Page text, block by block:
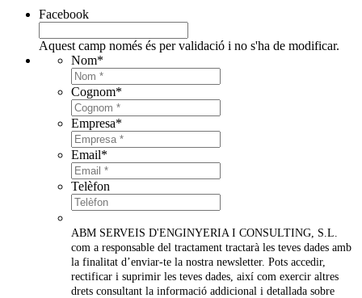
Facebook
Aquest camp només és per validació i no s'ha de modificar.
Nom*
Cognom*
Empresa*
Email*
Telèfon
ABM SERVEIS D'ENGINYERIA I CONSULTING, S.L.
com a responsable del tractament tractarà les teves dades amb
la finalitat d’enviar-te la nostra newsletter. Pots accedir,
rectificar i suprimir les teves dades, així com exercir altres
drets consultant la informació addicional i detallada sobre